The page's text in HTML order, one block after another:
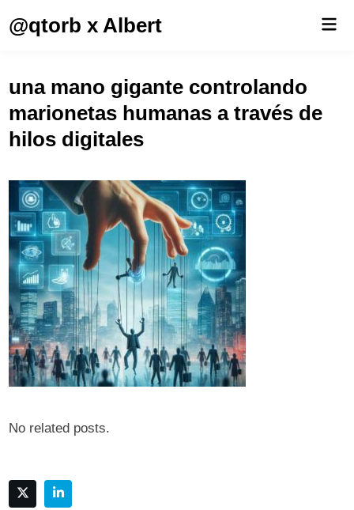
@qtorb x Albert
una mano gigante controlando
marionetas humanas a través de
hilos digitales
No related posts.